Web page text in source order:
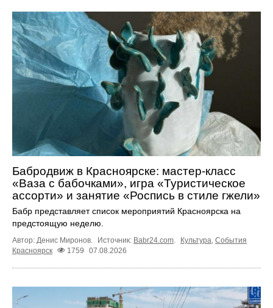
Бабродвиж в Красноярске: мастер-класс
«Ваза с бабочками», игра «Туристическое
ассорти» и занятие «Роспись в стиле гжели»
Бабр представляет список мероприятий Красноярска на
предстоящую неделю.
Автор: Денис Миронов. Источник: Babr24.com. Культура, События
Красноярск
1759 07.08.2026